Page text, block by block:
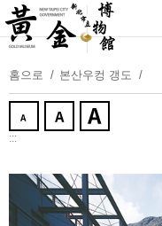
내
용
보
홈으로 본산우컹 갱도
:::